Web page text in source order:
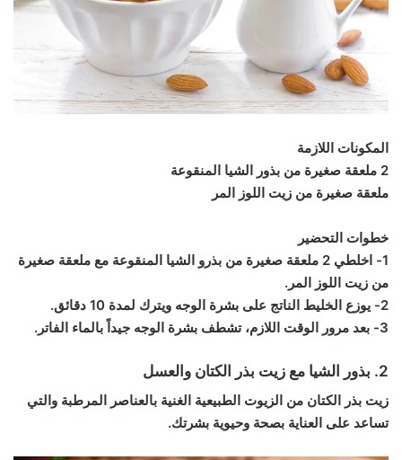
المكونات اللازمة
2 ملعقة صغيرة من بذور الشيا المنقوعة
ملعقة صغيرة من زيت اللوز المر
خطوات التحضير
1- اخلطي 2 ملعقة صغيرة من بذرو الشيا المنقوعة مع ملعقة صغيرة
من زيت اللوز المر.
2- يوزع الخليط الناتج على بشرة الوجه ويترك لمدة 10 دقائق.
3- بعد مرور الوقت اللازم، تشطف بشرة الوجه جيداً بالماء الفاتر.
2. بذور الشيا مع زيت بذر الكتان والعسل
زيت بذر الكتان من الزيوت الطبيعية الغنية بالعناصر المرطبة والتي
تساعد على العناية بصحة وحيوية بشرتك.